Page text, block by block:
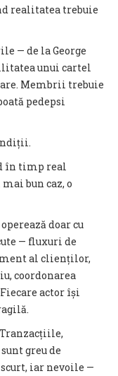
realitatea trebuie
— de la George
unui cartel
Membrii trebuie
pedepsi
în timp real
bun caz, o
doar cu
— fluxuri de
al clienților,
coordonarea
actor își
greu de
iar nevoile —